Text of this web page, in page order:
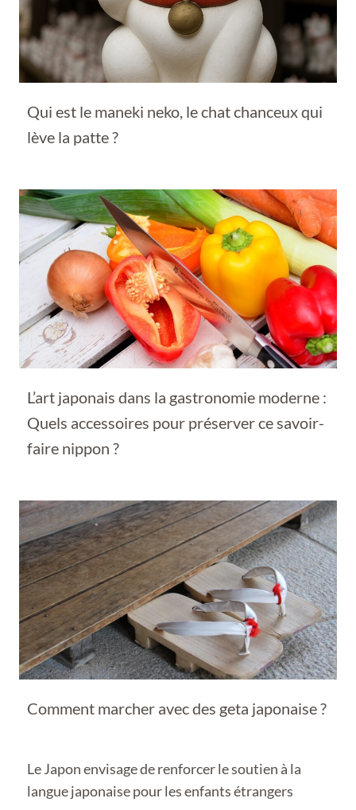
Qui est le maneki neko, le chat chanceux qui
lève la patte ?
L’art japonais dans la gastronomie moderne :
Quels accessoires pour préserver ce savoir-
faire nippon ?
Comment marcher avec des geta japonaise ?
Le Japon envisage de renforcer le soutien à la
langue japonaise pour les enfants étrangers